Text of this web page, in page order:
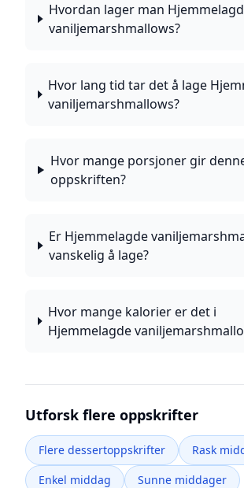
Hvordan lager man
vaniljemarshmallows?
Hvor lang tid tar det å lage
vaniljemarshmallows?
Hvor mange porsjoner gir
oppskriften?
Er Hjemmelagde
vanskelig å lage?
Hvor mange kalorier er det i
Hjemmelagde
Utforsk flere oppskrifter
Flere dessertoppskrifter
Rask
Enkel middag
Sunne middager